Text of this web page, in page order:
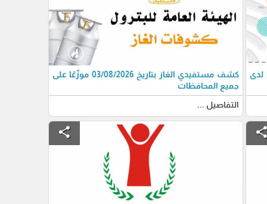
لدى
كشف مستفيدي الغاز بتاريخ 03/08/2026 موزّعًا على
جميع المحافظات
التفاصيل ...
share